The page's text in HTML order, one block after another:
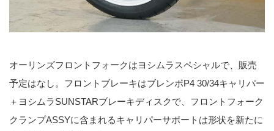
オーリンズフロントフォークはヨシムラスペシャルで、販売
予定はなし。フロントブレーキはブレンボP4 30/34キャリパー
＋ヨシムラSUNSTARブレーキディスクで、フロントフォーク
クランプASSYに含まれるキャリパーサポートは形状を新たに